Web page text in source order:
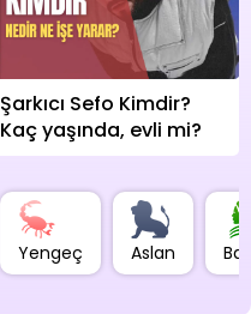
Şarkıcı Sefo Kimdir?
Kaç yaşında, evli mi?
Yengeç Aslan